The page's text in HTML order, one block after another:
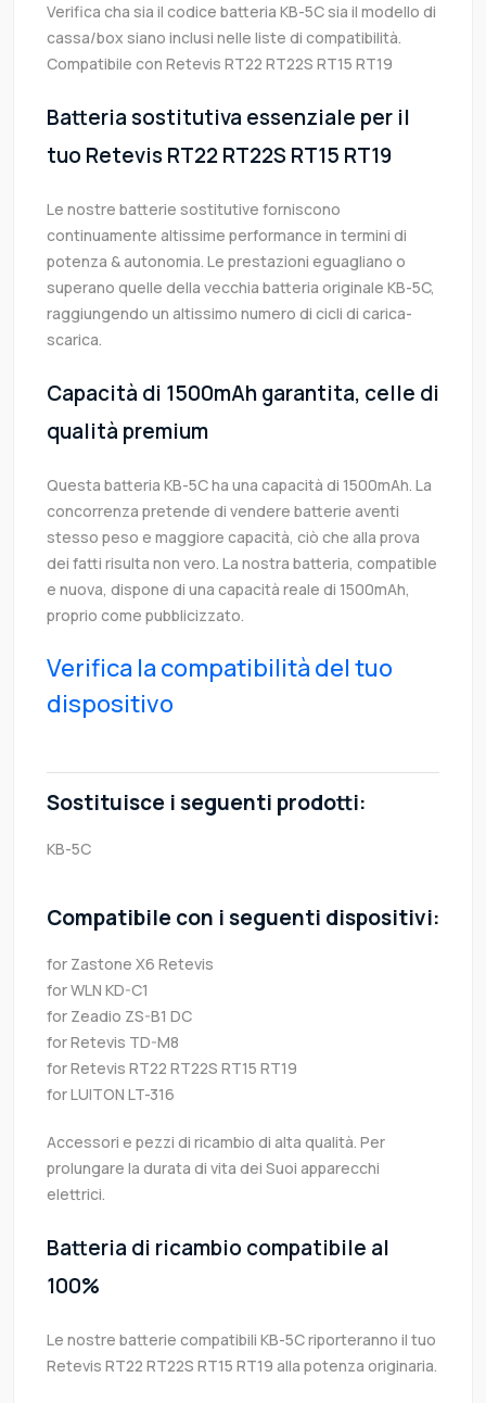
Verifica cha sia il codice batteria KB-5C sia il modello di
cassa/box siano inclusi nelle liste di compatibilità.
Compatibile con Retevis RT22 RT22S RT15 RT19
Batteria sostitutiva essenziale per il
tuo Retevis RT22 RT22S RT15 RT19
Le nostre batterie sostitutive forniscono
continuamente altissime performance in termini di
potenza & autonomia. Le prestazioni eguagliano o
superano quelle della vecchia batteria originale KB-5C,
raggiungendo un altissimo numero di cicli di carica-
scarica.
Capacità di 1500mAh garantita, celle di
qualità premium
Questa batteria KB-5C ha una capacità di 1500mAh. La
concorrenza pretende di vendere batterie aventi
stesso peso e maggiore capacità, ciò che alla prova
dei fatti risulta non vero. La nostra batteria, compatible
e nuova, dispone di una capacità reale di 1500mAh,
proprio come pubblicizzato.
Verifica la compatibilità del tuo
dispositivo
Sostituisce i seguenti prodotti:
KB-5C
Compatibile con i seguenti dispositivi:
for Zastone X6 Retevis
for WLN KD-C1
for Zeadio ZS-B1 DC
for Retevis TD-M8
for Retevis RT22 RT22S RT15 RT19
for LUITON LT-316
Accessori e pezzi di ricambio di alta qualità. Per
prolungare la durata di vita dei Suoi apparecchi
elettrici.
Batteria di ricambio compatibile al
100%
Le nostre batterie compatibili KB-5C riporteranno il tuo
Retevis RT22 RT22S RT15 RT19 alla potenza originaria.